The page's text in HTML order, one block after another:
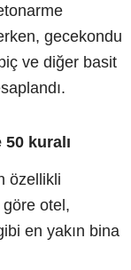
gecekondu
ve diğer basit
kuralı
özellikli
göre otel,
en yakın bina